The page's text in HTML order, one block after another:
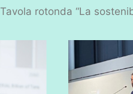
Tavola rotonda “La